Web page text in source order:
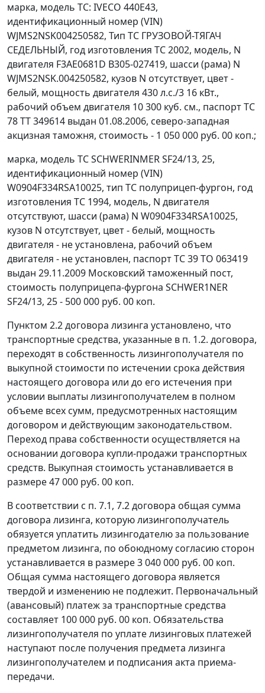
марка, модель ТС: IVECO 440Е43,
идентификационный номер (VIN)
WJMS2NSK004250582, Тип ТС ГРУЗОВОЙ-ТЯГАЧ
СЕДЕЛЬНЫЙ, год изготовления ТС 2002, модель, N
двигателя F3AE0681D В305-027419, шасси (рама) N
WJMS2NSK.004250582, кузов N отсутствует, цвет -
белый, мощность двигателя 430 л.с./3 16 кВт.,
рабочий объем двигателя 10 300 куб. см., паспорт ТС
78 ТТ 349614 выдан 01.08.2006, северо-западная
акцизная таможня, стоимость - 1 050 000 руб. 00 коп.;
марка, модель ТС SCHWERINMER SF24/13, 25,
идентификационный номер (VIN)
W0904F334RSA10025, тип ТС полуприцеп-фургон, год
изготовления ТС 1994, модель, N двигателя
отсутствуют, шасси (рама) N W0904F334RSA10025,
кузов N отсутствует, цвет - белый, мощность
двигателя - не установлена, рабочий объем
двигателя - не установлен, паспорт ТС 39 ТО 063419
выдан 29.11.2009 Московский таможенный пост,
стоимость полуприцепа-фургона SCHWER1NER
SF24/13, 25 - 500 000 руб. 00 коп.
Пунктом 2.2 договора лизинга установлено, что
транспортные средства, указанные в п. 1.2. договора,
переходят в собственность лизингополучателя по
выкупной стоимости по истечении срока действия
настоящего договора или до его истечения при
условии выплаты лизингополучателем в полном
объеме всех сумм, предусмотренных настоящим
договором и действующим законодательством.
Переход права собственности осуществляется на
основании договора купли-продажи транспортных
средств. Выкупная стоимость устанавливается в
размере 47 000 руб. 00 коп.
В соответствии с п. 7.1, 7.2 договора общая сумма
договора лизинга, которую лизингополучатель
обязуется уплатить лизингодателю за пользование
предметом лизинга, по обоюдному согласию сторон
устанавливается в размере 3 040 000 руб. 00 коп.
Общая сумма настоящего договора является
твердой и изменению не подлежит. Первоначальный
(авансовый) платеж за транспортные средства
составляет 100 000 руб. 00 коп. Обязательства
лизингополучателя по уплате лизинговых платежей
наступают после получения предмета лизинга
лизингополучателем и подписания акта приема-
передачи.